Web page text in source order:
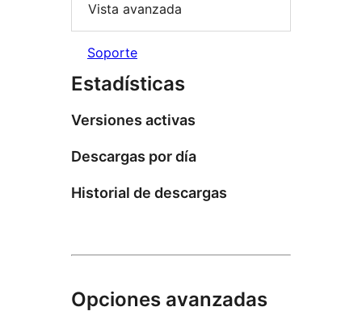
Vista avanzada
Soporte
Estadísticas
Versiones activas
Descargas por día
Historial de descargas
Opciones avanzadas